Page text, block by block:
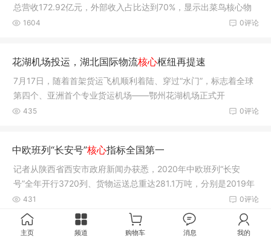
总营收172.92亿元，外部收入占比达到70%，显示出菜鸟核心物
流能力持续获得市场认可，高质量产业
0评论
1604
花湖机场投运，湖北国际物流核心枢纽再提速
7月17日，随着首架货运飞机顺利着陆、穿过“水门”，标志着全球
第四个、亚洲首个专业货运机场——鄂州花湖机场正式开
0评论
435
中欧班列“长安号”核心指标全国第一
记者从陕西省西安市政府新闻办获悉，2020年中欧班列“长安
号”全年开行3720列、货物运送总重达281.1万吨，分别是2019年
的1.7
0评论
431
主页 频道 购物车 消息 我的